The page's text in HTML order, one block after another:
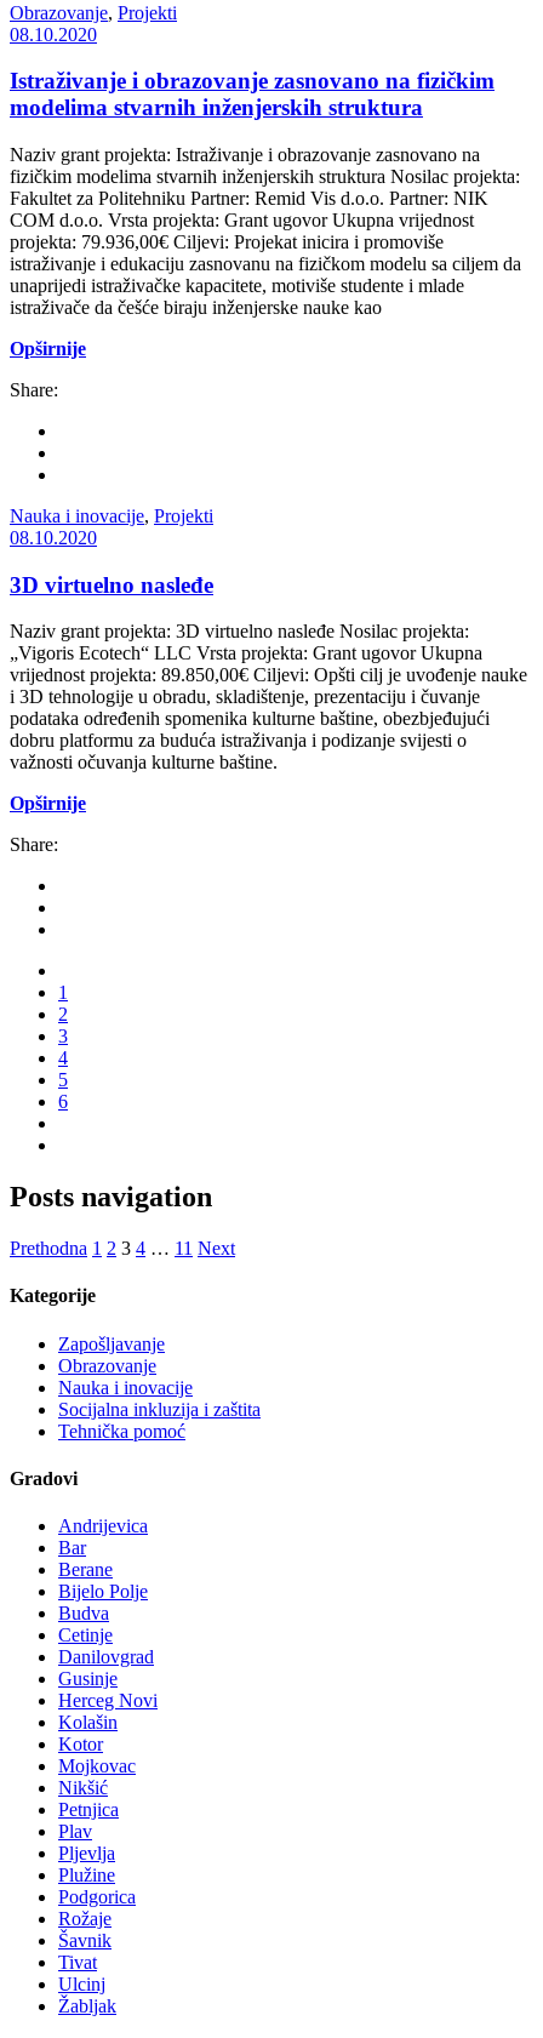
Obrazovanje, Projekti
08.10.2020
Istraživanje i obrazovanje zasnovano na fizičkim
modelima stvarnih inženjerskih struktura
Naziv grant projekta: Istraživanje i obrazovanje zasnovano na
fizičkim modelima stvarnih inženjerskih struktura Nosilac projekta:
Fakultet za Politehniku Partner: Remid Vis d.o.o. Partner: NIK
COM d.o.o. Vrsta projekta: Grant ugovor Ukupna vrijednost
projekta: 79.936,00€ Ciljevi: Projekat inicira i promoviše
istraživanje i edukaciju zasnovanu na fizičkom modelu sa ciljem da
unaprijedi istraživačke kapacitete, motiviše studente i mlade
istraživače da češće biraju inženjerske nauke kao
Opširnije
Share:
Nauka i inovacije, Projekti
08.10.2020
3D virtuelno nasleđe
Naziv grant projekta: 3D virtuelno nasleđe Nosilac projekta:
„Vigoris Ecotech“ LLC Vrsta projekta: Grant ugovor Ukupna
vrijednost projekta: 89.850,00€ Ciljevi: Opšti cilj je uvođenje nauke
i 3D tehnologije u obradu, skladištenje, prezentaciju i čuvanje
podataka određenih spomenika kulturne baštine, obezbjeđujući
dobru platformu za buduća istraživanja i podizanje svijesti o
važnosti očuvanja kulturne baštine.
Opširnije
Share:
1
2
3
4
5
6
Posts navigation
Prethodna 1 2 3 4 … 11 Next
Kategorije
Zapošljavanje
Obrazovanje
Nauka i inovacije
Socijalna inkluzija i zaštita
Tehnička pomoć
Gradovi
Andrijevica
Bar
Berane
Bijelo Polje
Budva
Cetinje
Danilovgrad
Gusinje
Herceg Novi
Kolašin
Kotor
Mojkovac
Nikšić
Petnjica
Plav
Pljevlja
Plužine
Podgorica
Rožaje
Šavnik
Tivat
Ulcinj
Žabljak